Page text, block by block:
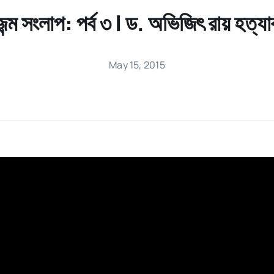
সংলাপ: পর্ব ৩ | ড. অভিজিৎ রায়
May 15, 2015